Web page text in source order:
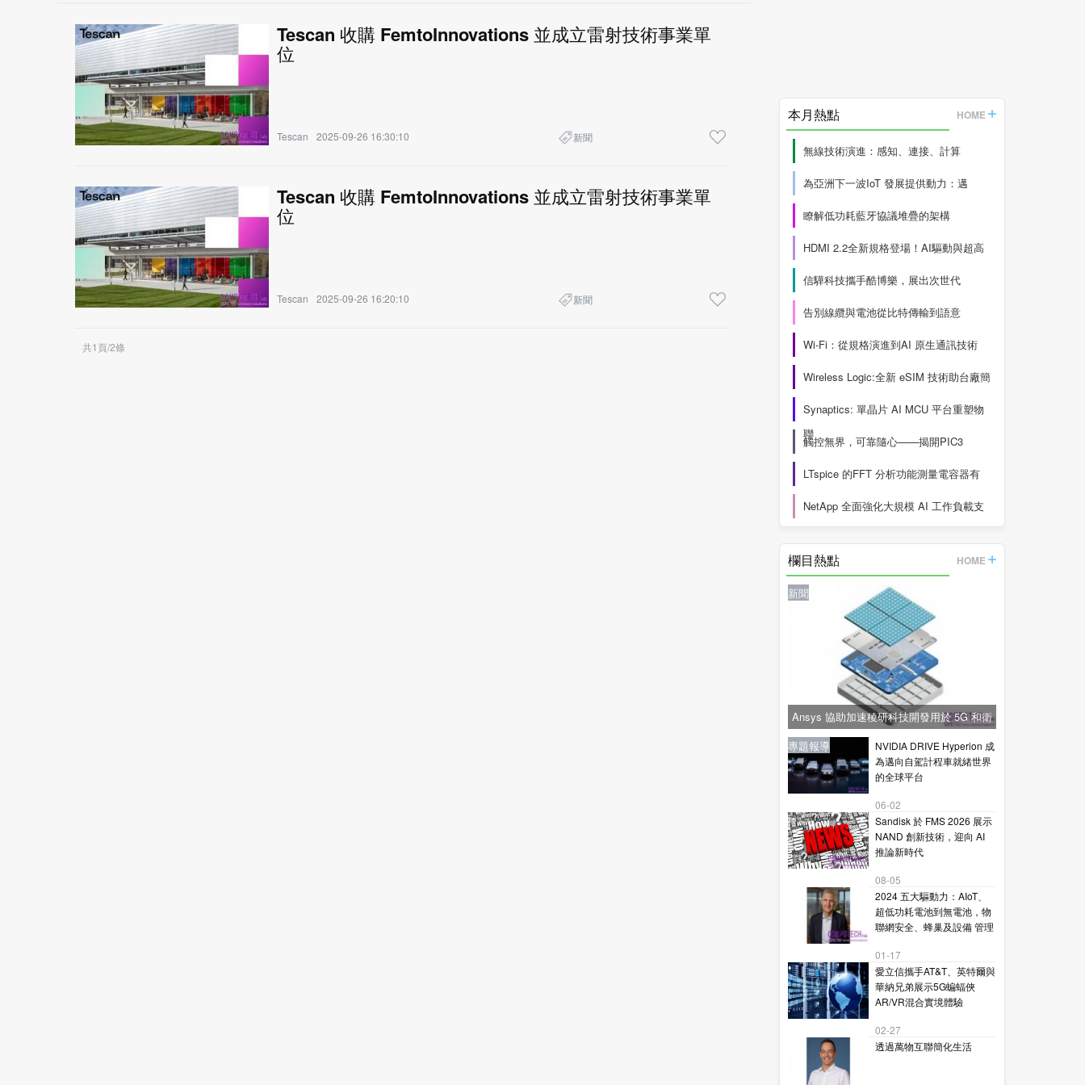
Tescan 收購 FemtoInnovations 並成立雷射技術事業單
位
Tescan 2025-09-26 16:30:10 新聞
Tescan 收購 FemtoInnovations 並成立雷射技術事業單
位
Tescan 2025-09-26 16:20:10 新聞
共1頁/2條
本月熱點 HOME
無線技術演進：感知、連接、計算
為亞洲下一波IoT 發展提供動力：邁
瞭解低功耗藍牙協議堆疊的架構
HDMI 2.2全新規格登場！AI驅動與超高
信驊科技攜手酷博樂，展出次世代
告別線纜與電池從比特傳輸到語意
Wi-Fi：從規格演進到AI 原生通訊技術
Wireless Logic:全新 eSIM 技術助台廠簡
Synaptics: 單晶片 AI MCU 平台重塑物
聯
觸控無界，可靠隨心——揭開PIC3
LTspice 的FFT 分析功能測量電容器有
NetApp 全面強化大規模 AI 工作負載支
欄目熱點 HOME
新聞
Ansys 協助加速稜研科技開發用於 5G 和衛
星通訊的下一代毫米波技術
新聞
NVIDIA DRIVE Hyperion 成
為邁向自駕計程車就緒世界
的全球平台
06-02
新聞
Sandisk 於 FMS 2026 展示
NAND 創新技術，迎向 AI
推論新時代
08-05
專題報導
2024 五大驅動力：AIoT、
超低功耗電池到無電池，物
聯網安全、蜂巢及設備 管理
01-17
新聞
愛立信攜手AT&T、英特爾與
華納兄弟展示5G蝙蝠俠
AR/VR混合實境體驗
02-27
專題報導
透過萬物互聯簡化生活